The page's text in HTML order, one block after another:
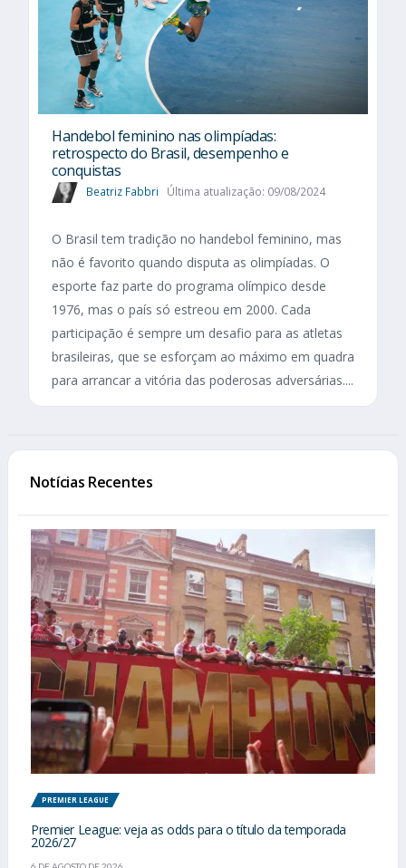
Handebol feminino nas olimpíadas:
retrospecto do Brasil, desempenho e
conquistas
Beatriz Fabbri Última atualização: 09/08/2024
O Brasil tem tradição no handebol feminino, mas
não é favorito quando disputa as olimpíadas. O
esporte faz parte do programa olímpico desde
1976, mas o país só estreou em 2000. Cada
participação é sempre um desafio para as atletas
brasileiras, que se esforçam ao máximo em quadra
para arrancar a vitória das poderosas adversárias....
Notícias Recentes
PREMIER LEAGUE
Premier League: veja as odds para o título da temporada
2026/27
6 DE AGOSTO DE 2026